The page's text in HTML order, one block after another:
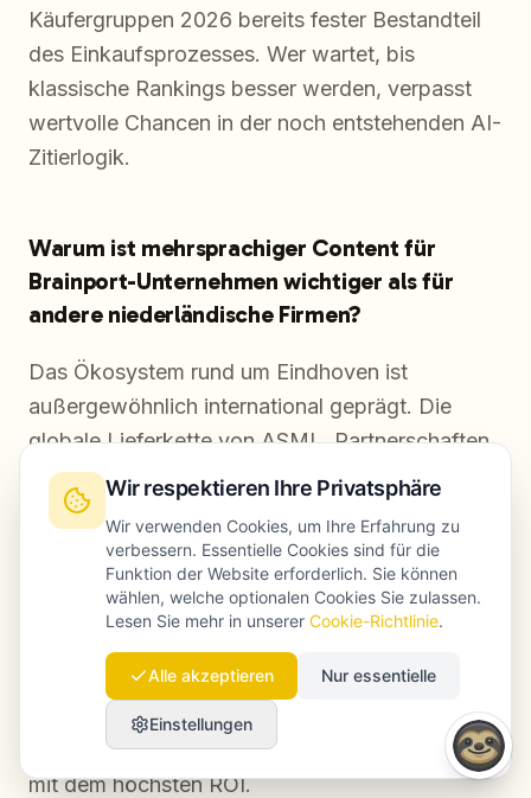
Käufergruppen 2026 bereits fester Bestandteil
des Einkaufsprozesses. Wer wartet, bis
klassische Rankings besser werden, verpasst
wertvolle Chancen in der noch entstehenden AI-
Zitierlogik.
Warum ist mehrsprachiger Content für
Brainport-Unternehmen wichtiger als für
andere niederländische Firmen?
Das Ökosystem rund um Eindhoven ist
außergewöhnlich international geprägt. Die
globale Lieferkette von ASML, Partnerschaften
aus dem Philips-Umfeld und die Netzwerke am
High Tech Campus bringen Käufer aus
Deutschland, den USA, Südkorea und Taiwan
zusammen. Eine rein niederländische SEO-
Strategie lässt hier erhebliches
Sichtbarkeitspotenzial ungenutzt. Englisch ist
das Mindestniveau. Deutsch ist aufgrund der
geografischen Nähe und vieler
Lieferkettenbeziehungen oft die zweite Sprache
mit dem höchsten ROI.
Wir respektieren Ihre Privatsphäre
Wir verwenden Cookies, um Ihre Erfahrung zu
verbessern. Essentielle Cookies sind für die
Funktion der Website erforderlich. Sie können
wählen, welche optionalen Cookies Sie zulassen.
Lesen Sie mehr in unserer Cookie-Richtlinie.
Alle akzeptieren Nur essentielle
Einstellungen